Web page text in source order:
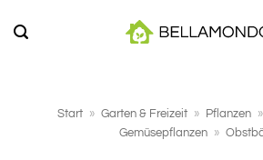
Inhalt
Start » Garten & Freizeit » Pflanzen »
Gemüsepflanzen »